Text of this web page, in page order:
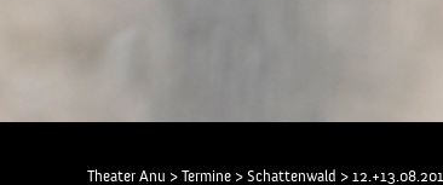
Theater Anu > Termine > Schattenwald >